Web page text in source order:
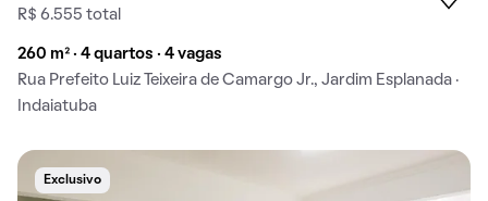
R$ 6.555 total
260 m² · 4 quartos · 4 vagas
Rua Prefeito Luiz Teixeira de Camargo Jr., Jardim Esplanada ·
Indaiatuba
Exclusivo